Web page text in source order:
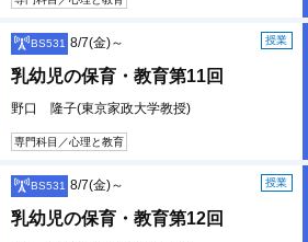
BS531 授業
8/7(金)～
乳幼児の保育・教育第11回
野口 隆子(東京家政大学教授)
専門科目／心理と教育
BS531 授業
8/7(金)～
乳幼児の保育・教育第12回